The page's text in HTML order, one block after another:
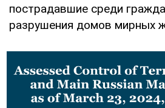
пострадавшие среди
разрушения домов мирных